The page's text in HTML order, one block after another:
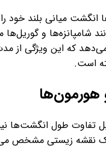
انگشت میانی بلند خود
شامپانزه‌ها و
که این ویژگی از
است.
تفاوت طول
یک نقشه زیستی مشخص